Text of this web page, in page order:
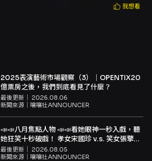
我想看
2025表演藝術市場觀察（3）｜OPENTIX20
億票房之後，我們到底看見了什麼？
最後更新｜ 2026.08.06
新聞來源｜ 嚷嚷社ANNOUNCER
📣📣八月焦點人物 📣📣看她眼神一秒入戲，聽
她狂笑十秒破戲！ 孝女宋國珍 v.s. 笑女張擎
佳：本是同根生，相約壓車別太急
最後更新｜ 2026.08.05
新聞來源｜ 嚷嚷社ANNOUNCER